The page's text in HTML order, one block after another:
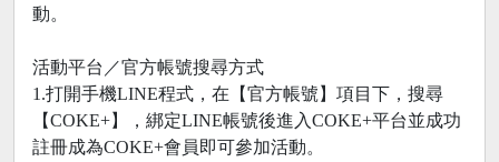
動。
活動平台／官方帳號搜尋方式
1.打開手機LINE程式，在【官方帳號】項目下，搜尋
【COKE+】，綁定LINE帳號後進入COKE+平台並成功
註冊成為COKE+會員即可參加活動。